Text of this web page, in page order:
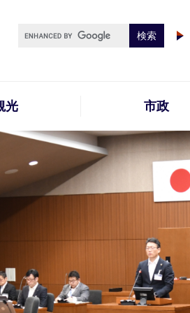
光 市政